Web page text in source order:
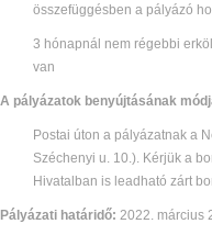
összefüggésben a pályázó
3 hónapnál nem régebbi
van
A pályázatok benyújtásának
Postai úton a pályázatnak a
Széchenyi u. 10.). Kérjük a
Hivatalban is leadható zárt
Pályázati határidő: 2022. március